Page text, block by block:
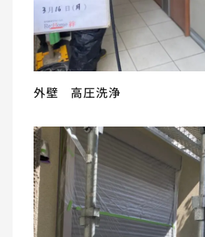
外壁 高圧洗浄